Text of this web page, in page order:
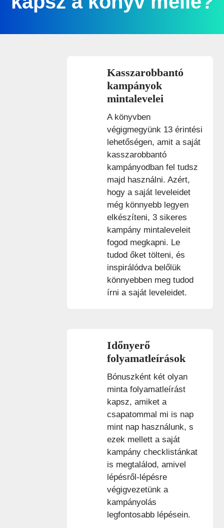
Kasszarobbantó
kampányok
mintalevelei
A könyvben
végigmegyünk 13 érintési
lehetőségen, amit a saját
kasszarobbantó
kampányodban fel tudsz
majd használni. Azért,
hogy a saját leveleidet
még könnyebb legyen
elkészíteni, 3 sikeres
kampány mintaleveleit
fogod megkapni. Le
tudod őket tölteni, és
inspirálódva belőlük
könnyebben meg tudod
írni a saját leveleidet.
Időnyerő
folyamatleírások
Bónuszként két olyan
minta folyamatleírást
kapsz, amiket a
csapatommal mi is nap
mint nap használunk, s
ezek mellett a saját
kampány checklistánkat
is megtalálod, amivel
lépésről-lépésre
végigvezetünk a
kampányolás
legfontosabb lépésein.